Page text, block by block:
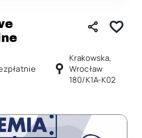
Krakowska,
Wrocław
180/K1A-K02